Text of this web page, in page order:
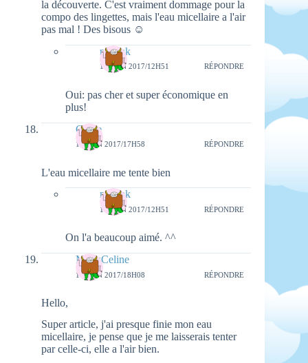
la découverte. C'est vraiment dommage pour la
compo des lingettes, mais l'eau micellaire a l'air
pas mal ! Des bisous ☺
natieak
18 JUIN 2017/12H51 RÉPONDRE
Oui: pas cher et super économique en
plus!
Claire
16 JUIN 2017/17H58 RÉPONDRE
L'eau micellaire me tente bien
natieak
18 JUIN 2017/12H51 RÉPONDRE
On l'a beaucoup aimé. ^^
MllexCeline
16 JUIN 2017/18H08 RÉPONDRE
Hello,
Super article, j'ai presque finie mon eau
micellaire, je pense que je me laisserais tenter
par celle-ci, elle a l'air bien.